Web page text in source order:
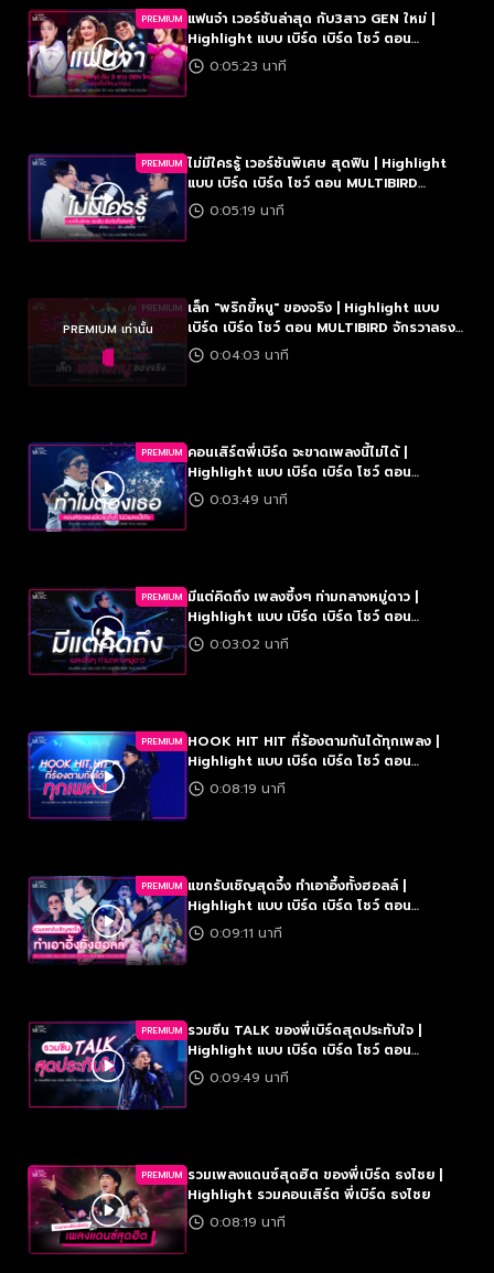
PREMIUM แฟนจ๋า เวอร์ชันล่าสุด กับ3สาว GEN ใหม่ |
Highlight แบบ เบิร์ด เบิร์ด โชว์ ตอน
MULTIBIRD จักรวาลธงไชย
0:05:23 นาที
PREMIUM ไม่มีใครรู้ เวอร์ชันพิเศษ สุดฟิน | Highlight
แบบ เบิร์ด เบิร์ด โชว์ ตอน MULTIBIRD
จักรวาลธงไชย
0:05:19 นาที
PREMIUM
PREMIUM เท่านั้น
เล็ก "พริกขี้หนู" ของจริง | Highlight แบบ
เบิร์ด เบิร์ด โชว์ ตอน MULTIBIRD จักรวาลธง
ไชย 0:04:03 นาที
PREMIUM คอนเสิร์ตพี่เบิร์ด จะขาดเพลงนี้ไม่ได้ |
Highlight แบบ เบิร์ด เบิร์ด โชว์ ตอน
MULTIBIRD จักรวาลธงไชย
0:03:49 นาที
PREMIUM มีแต่คิดถึง เพลงซึ้งๆ ท่ามกลางหมู่ดาว |
Highlight แบบ เบิร์ด เบิร์ด โชว์ ตอน
MULTIBIRD จักรวาลธงไชย
0:03:02 นาที
PREMIUM HOOK HIT HIT ที่ร้องตามกันได้ทุกเพลง |
Highlight แบบ เบิร์ด เบิร์ด โชว์ ตอน
MULTIBIRD จักรวาลธงไชย
0:08:19 นาที
PREMIUM แขกรับเชิญสุดจึ้ง ทำเอาอึ้งทั้งฮอลล์ |
Highlight แบบ เบิร์ด เบิร์ด โชว์ ตอน
MULTIBIRD จักรวาลธงไชย
0:09:11 นาที
PREMIUM รวมซีน TALK ของพี่เบิร์ดสุดประทับใจ |
Highlight แบบ เบิร์ด เบิร์ด โชว์ ตอน
MULTIBIRD จักรวาลธงไชย
0:09:49 นาที
PREMIUM รวมเพลงแดนซ์สุดฮิต ของพี่เบิร์ด ธงไชย |
Highlight รวมคอนเสิร์ต พี่เบิร์ด ธงไชย
0:08:19 นาที